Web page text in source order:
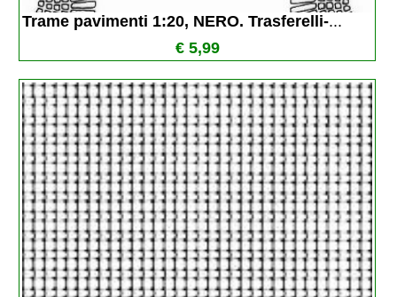
Trame pavimenti 1:20, NERO. Trasferelli-...
€ 5,99